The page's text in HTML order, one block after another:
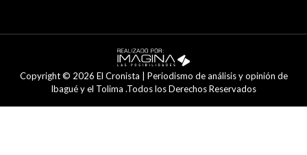
Copyright © 2026 El Cronista | Periodismo de análisis y opinión de
Ibagué y el Tolima .Todos los Derechos Reservados